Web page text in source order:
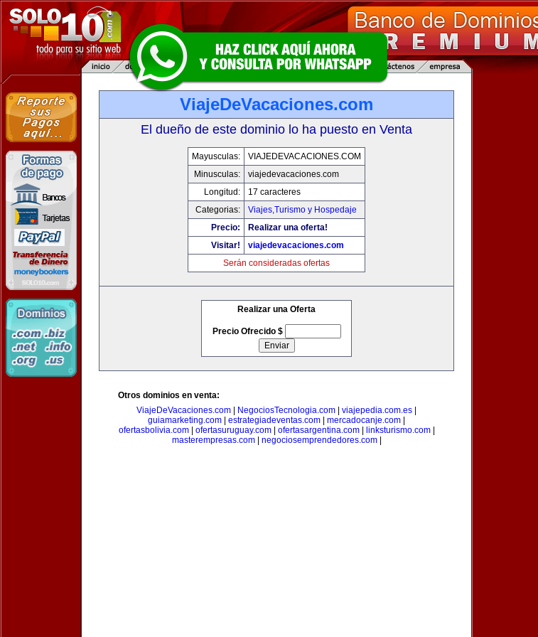
ViajeDeVacaciones.com
El dueño de este dominio lo ha puesto en Venta
Mayusculas:
VIAJEDEVACACIONES.COM
Minusculas:
viajedevacaciones.com
Longitud:
17 caracteres
Categorias:
Viajes,Turismo y Hospedaje
Precio:
Realizar una oferta!
Visitar!
viajedevacaciones.com
Serán consideradas ofertas
Realizar una Oferta
Precio Ofrecido $
Otros dominios en venta:
ViajeDeVacaciones.com
NegociosTecnologia.com viajepedia.com.es
guiamarketing.com
estrategiadeventas.com mercadocanje.com
ofertasbolivia.com| ofertasuruguay.com| ofertasargentina.com| linksturismo.com|
masterempresas.com| negociosemprendedores.com|